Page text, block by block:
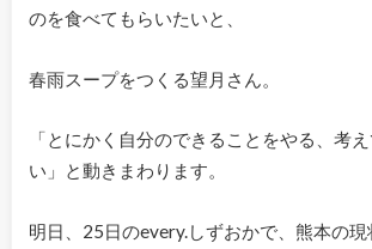
のを食べてもらいたいと、
春雨スープをつくる望月さん。
「とにかく自分のできることをやる、考
い」と動きまわります。
明日、25日のevery.しずおかで、熊本の